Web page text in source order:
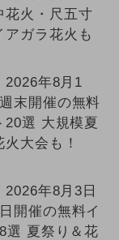
花火・尺五寸
アガラ花火も
2026年8月1
末開催の無料
20選 大規模夏
大会も！
2026年8月3日
開催の無料イ
選 夏祭り＆花